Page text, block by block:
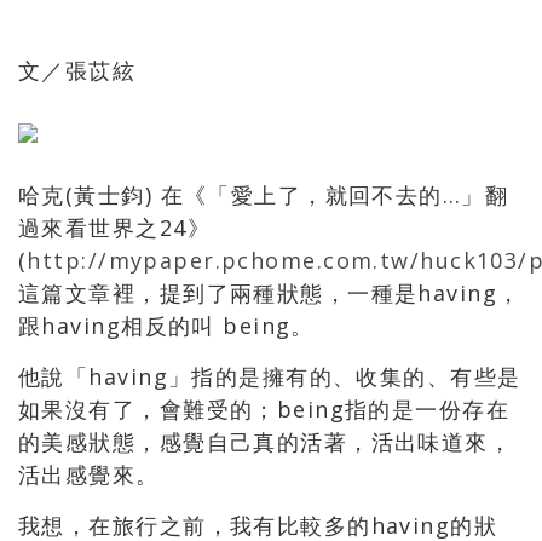
文／張苡絃
哈克(黃士鈞) 在《「愛上了，就回不去的…」翻
過來看世界之24》
(http://mypaper.pchome.com.tw/huck103/
這篇文章裡，提到了兩種狀態，一種是having，
跟having相反的叫 being。
他說「having」指的是擁有的、收集的、有些是
如果沒有了，會難受的；being指的是一份存在
的美感狀態，感覺自己真的活著，活出味道來，
活出感覺來。
我想，在旅行之前，我有比較多的having的狀